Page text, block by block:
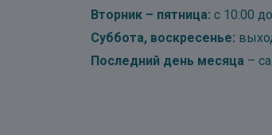
Вторник – пятница: с 10:00
Суббота, воскресенье:
Последний день месяца –